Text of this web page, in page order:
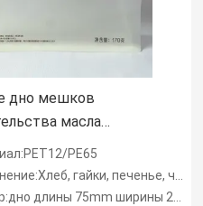
дно мешков
масла
многоразовое
для хлеба
тостом
PE65
гайки, печенье, чай, кофе, картофельные чипсы, конфета
длины 75mm ширины 250mm 210mm